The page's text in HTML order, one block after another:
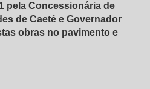
pela Concessionária de
de Caeté e Governador
obras no pavimento e